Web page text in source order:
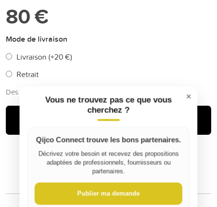
80 €
Mode de livraison
Livraison (+20 €)
Retrait
Des frais de service de Qijco peuvent s'ajouter
Acheter
×
Vous ne trouvez pas ce que vous
cherchez ?
Qijco Connect trouve les bons partenaires.
Décrivez votre besoin et recevez des propositions
adaptées de professionnels, fournisseurs ou
partenaires.
Publier ma demande